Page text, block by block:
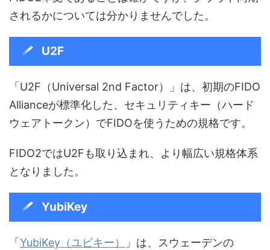
されるかについては分かりませんでした。
U2F
「U2F（Universal 2nd Factor）」は、初期のFIDO
Allianceが標準化した、セキュリティキー（ハード
ウェアトークン）でFIDOを使うための規格です。
FIDO2ではU2Fも取り込まれ、より幅広い規格体系
となりました。
YubiKey
「 YubiKey（ユビキー）
」は、スウェーデンの